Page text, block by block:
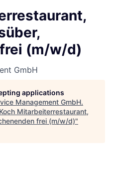
(m/w/d)
GmbH
applications
Management GmbH.
Koch Mitarbeiterrestaurant,
frei (m/w/d)"